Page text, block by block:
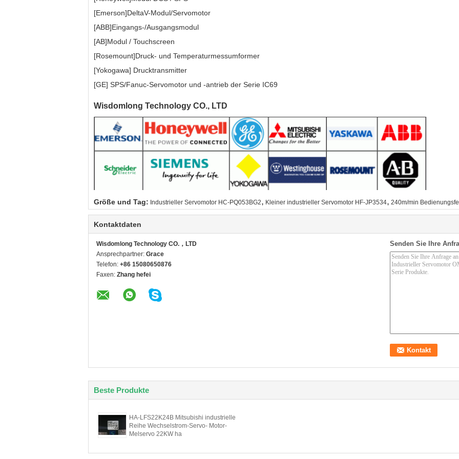
[Emerson]DeltaV-Modul/Servomotor
[ABB]Eingangs-/Ausgangsmodul
[AB]Modul / Touchscreen
[Rosemount]Druck- und Temperaturmessumformer
[Yokogawa] Drucktransmitter
[GE] SPS/Fanuc-Servomotor und -antrieb der Serie IC69
Wisdomlong Technology CO., LTD
Größe und Tag: Industrieller Servomotor HC-PQ053BG2, Kleiner industrieller Servomotor HF-JP3534, 240m/min
Kontaktdaten
Wisdomlong Technology CO.，LTD
Ansprechpartner: Grace
Telefon: +86 15080650876
Faxen: Zhang hefei
Senden Sie Ihre
Beste Produkte
HA-LFS22K24B Mitsubishi industrielle
Reihe Wechselstrom-Servo- Motor-
Melservo 22KW ha